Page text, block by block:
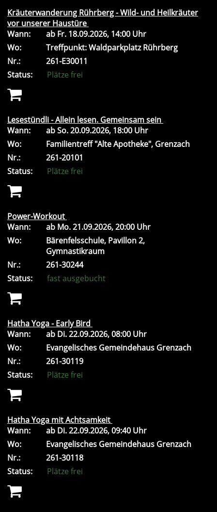
Kräuterwanderung Rührberg - Wild- und Heilkräuter
vor unserer Haustüre
Wann:
ab Fr. 18.09.2026, 14:00 Uhr
Wo:
Treffpunkt: Waldparkplatz Rührberg
Nr.:
261-E30011
Status:
Plätze frei
Lesestündli - Allein lesen. Gemeinsam sein
Wann:
abSo.20.09.2026, 18:00 Uhr
Wo:
Familientreff "Alte Apotheke", Grenzach
Nr.:
261-20101
Status:
Plätze frei
Power-Workout
Wann:
ab Mo.21.09.2026, 20:00 Uhr
Wo:
Bärenfelsschule, Pavillon 2,
Gymnastikraum
Nr.:
261-30244
Status:
fast ausgebucht
Hatha Yoga - Early Bird
Wann:
ab Di.22.09.2026, 08:00 Uhr
Wo:
Evangelisches Gemeindehaus Grenzach
Nr.:
261-30119
Status:
Plätze frei
Hatha Yoga mit Achtsamkeit
Wann:
ab Di.22.09.2026, 09:40 Uhr
Wo:
Evangelisches Gemeindehaus Grenzach
Nr.:
261-30118
Status:
Plätze frei